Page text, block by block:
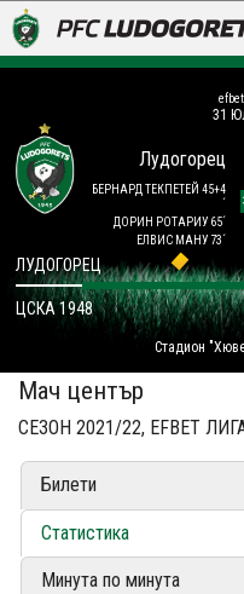
LUDOGORETS TV
НА ТЕРЕНА
КЛУБ
31
Лудогорец
БЕРНАРД ТЕКПЕТЕЙ 45+4
´
ДОРИН РОТАРИУ 65´
ЕЛВИС МАНУ 73´
Стадион
ЛУДОГОРЕЦ
ЦСКА 1948
Мач център
СЕЗОН 2021/22, EFBET
Билети
Статистика
Минута по минута